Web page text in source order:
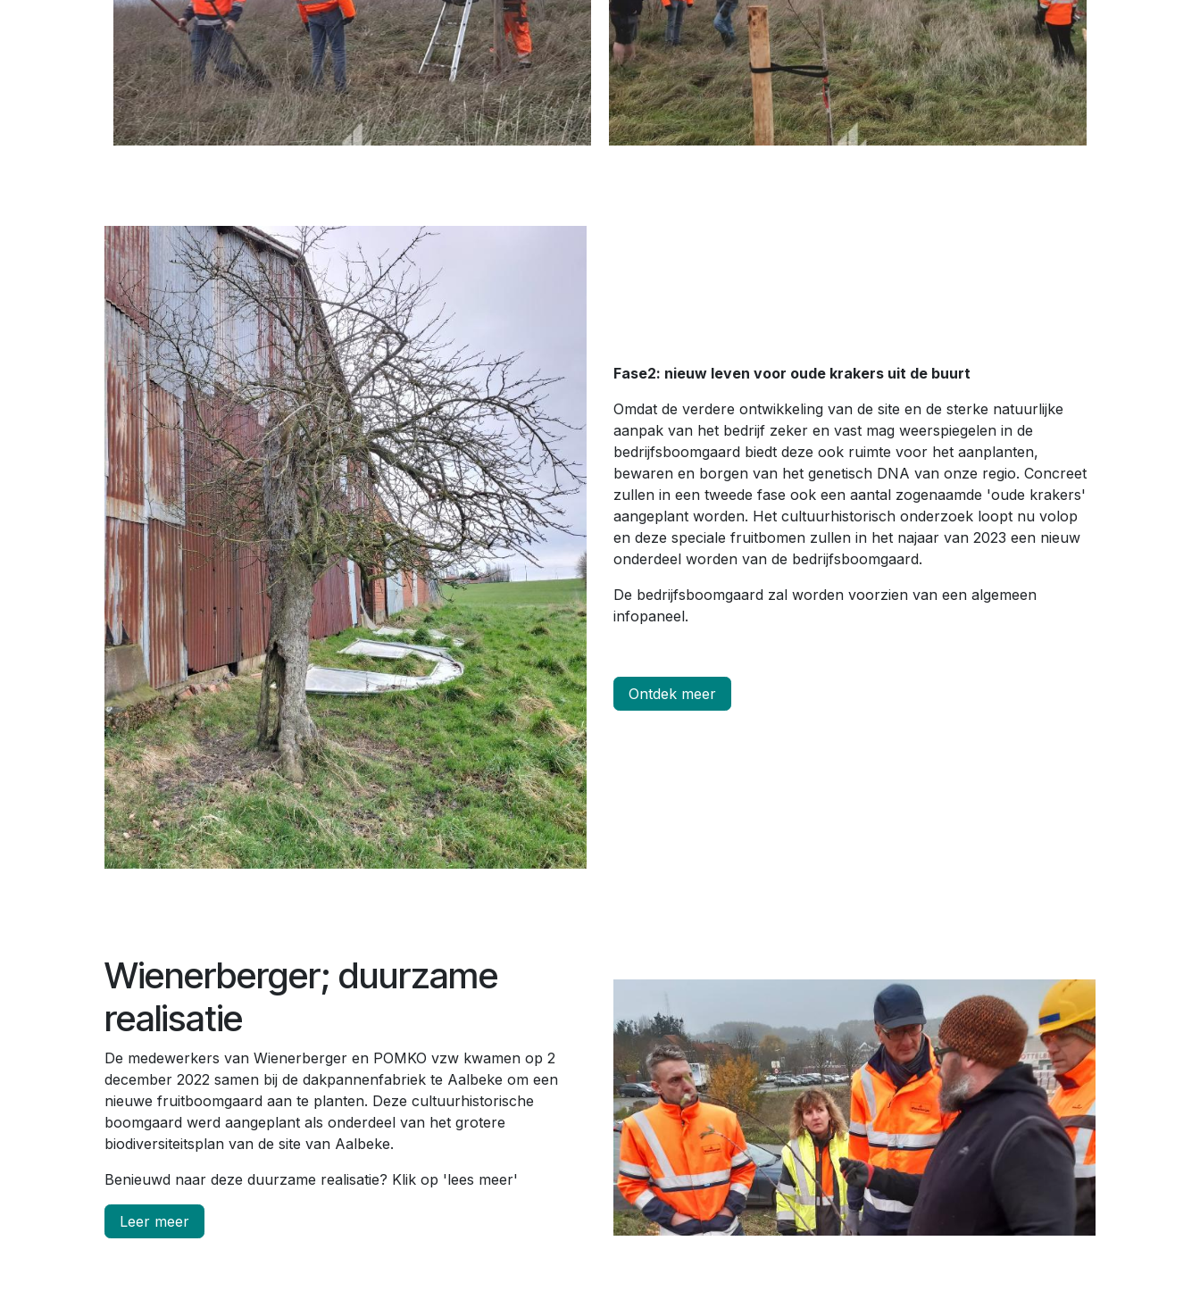
Fase2: nieuw leven voor oude krakers uit de buurt
Omdat de verdere ontwikkeling van de site en de sterke natuurlijke
aanpak van het bedrijf zeker en vast mag weerspiegelen in de
bedrijfsboomgaard biedt deze ook ruimte voor het aanplanten,
bewaren en borgen van het genetisch DNA van onze regio. Concreet
zullen in een tweede fase ook een aantal zogenaamde 'oude krakers'
aangeplant worden. Het cultuurhistorisch onderzoek loopt nu volop
en deze speciale fruitbomen zullen in het najaar van 2023 een nieuw
onderdeel worden van de bedrijfsboomgaard.
De bedrijfsboomgaard zal worden voorzien van een algemeen
infopaneel.
Ontdek meer
Wienerberger; duurzame
realisatie
De medewerkers van Wienerberger en POMKO vzw kwamen op 2
december 2022 samen bij de dakpannenfabriek te Aalbeke om een
nieuwe fruitboomgaard aan te planten. Deze cultuurhistorische
boomgaard werd aangeplant als onderdeel van het grotere
biodiversiteitsplan van de site van Aalbeke.
Benieuwd naar deze duurzame realisatie? Klik op 'lees meer'
Leer meer